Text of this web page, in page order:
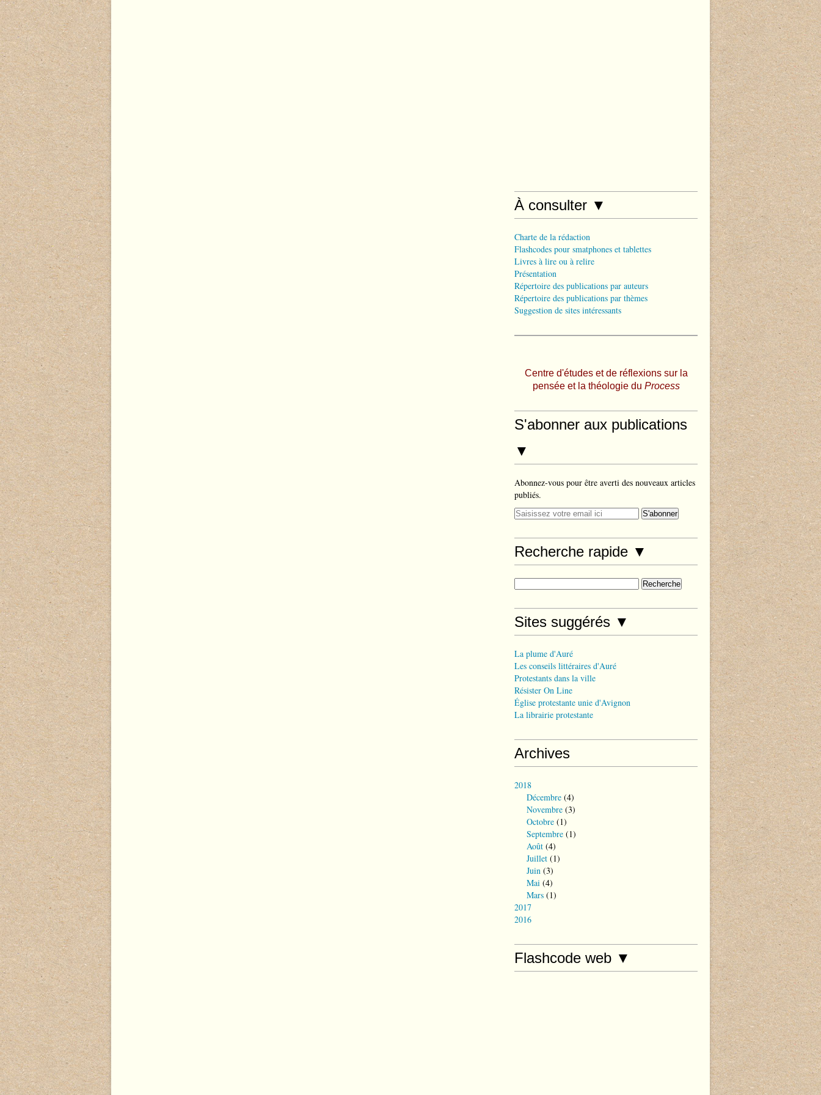
À consulter ▼
Charte de la rédaction
Flashcodes pour smatphones et tablettes
Livres à lire ou à relire
Présentation
Répertoire des publications par auteurs
Répertoire des publications par thèmes
Suggestion de sites intéressants
Centre d'études et de réflexions sur la
pensée et la théologie du Process
S'abonner aux publications
▼
Abonnez-vous pour être averti des nouveaux articles
publiés.
Recherche rapide ▼
Sites suggérés ▼
La plume d'Auré
Les conseils littéraires d'Auré
Protestants dans la ville
Résister On Line
Église protestante unie d'Avignon
La librairie protestante
Archives
2018
Décembre (4)
Novembre (3)
Octobre (1)
Septembre (1)
Août (4)
Juillet (1)
Juin (3)
Mai (4)
Mars (1)
2017
2016
Flashcode web ▼